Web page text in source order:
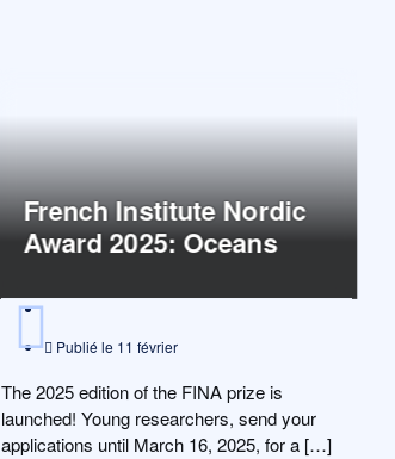
French Institute Nordic
Award 2025: Oceans
Publié le 11 février
The 2025 edition of the FINA prize is
launched! Young researchers, send your
applications until March 16, 2025, for a […]